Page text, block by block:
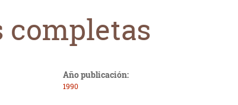
completas
Año publicación:
1990